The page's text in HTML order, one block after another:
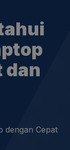
dan
dengan Cepat